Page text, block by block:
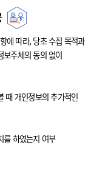
에 따라, 당초 수집 목적과
주체의 동의 없이
때 개인정보의 추가적인
를 하였는지 여부